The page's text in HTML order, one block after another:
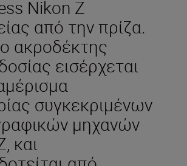
Nikon Z
από την πρίζα.
ακροδέκτης
εισέρχεται
συγκεκριμένων
μηχανών
και